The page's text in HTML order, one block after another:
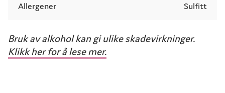
Allergener Sulfitt
Bruk av alkohol kan gi ulike skadevirkninger.
Klikk her for å lese mer.